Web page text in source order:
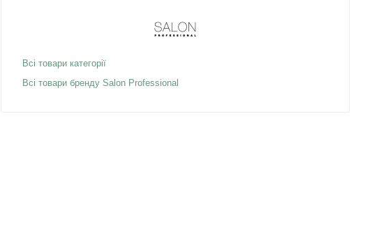
Всі товари категорії
Всі товари бренду Salon Professional